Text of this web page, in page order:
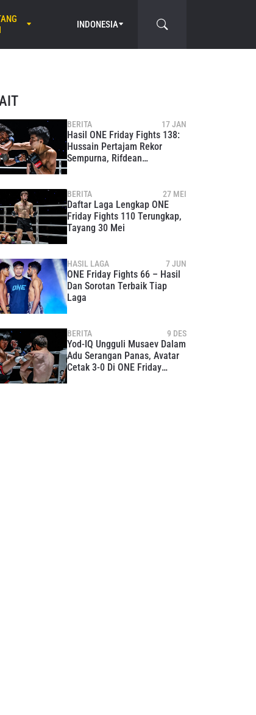
INDONESIA
BERITA 17 JAN
Hasil ONE Friday Fights 138:
Hussain Pertajam Rekor
Sempurna, Rifdean
BERITA 27 MEI
Daftar Laga Lengkap ONE
Friday Fights 110 Terungkap,
Tayang 30 Mei
HASIL LAGA 7 JUN
ONE Friday Fights 66 – Hasil
Dan Sorotan Terbaik Tiap
Laga
BERITA 9 DES
Yod-IQ Ungguli Musaev Dalam
Adu Serangan Panas, Avatar
Cetak 3-0 Di ONE Friday